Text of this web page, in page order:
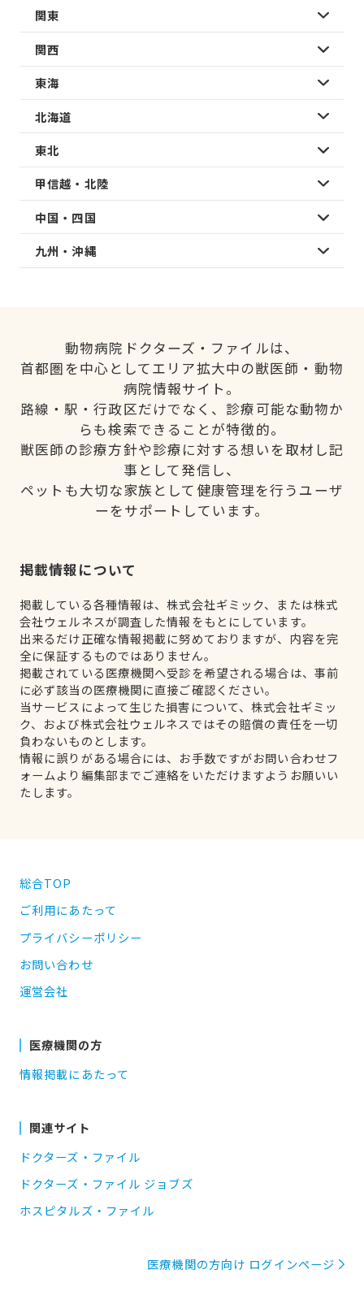
関東
関西
東海
北海道
東北
甲信越・北陸
中国・四国
九州・沖縄
動物病院ドクターズ・ファイルは、
首都圏を中心としてエリア拡大中の獣医師・動物
病院情報サイト。
路線・駅・行政区だけでなく、診療可能な動物か
らも検索できることが特徴的。
獣医師の診療方針や診療に対する想いを取材し記
事として発信し、
ペットも大切な家族として健康管理を行うユーザ
ーをサポートしています。
掲載情報について
掲載している各種情報は、株式会社ギミック、または株式
会社ウェルネスが調査した情報をもとにしています。
出来るだけ正確な情報掲載に努めておりますが、内容を完
全に保証するものではありません。
掲載されている医療機関へ受診を希望される場合は、事前
に必ず該当の医療機関に直接ご確認ください。
当サービスによって生じた損害について、株式会社ギミッ
ク、および株式会社ウェルネスではその賠償の責任を一切
負わないものとします。
情報に誤りがある場合には、お手数ですがお問い合わせフ
ォームより編集部までご連絡をいただけますようお願いい
たします。
総合TOP
ご利用にあたって
プライバシーポリシー
お問い合わせ
運営会社
医療機関の方
情報掲載にあたって
関連サイト
ドクターズ・ファイル
ドクターズ・ファイル ジョブズ
ホスピタルズ・ファイル
医療機関の方向け ログインページ